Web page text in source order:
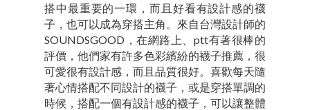
搭中最重要的一環，而且好看有設計感的襪
子，也可以成為穿搭主角。來自台灣設計師的
SOUNDSGOOD，在網路上、ptt有著很棒的
評價，他們家有許多色彩繽紛的襪子推薦，很
可愛很有設計感，而且品質很好。喜歡每天隨
著心情搭配不同設計的襪子，或是穿搭單調的
時候，搭配一個有設計感的襪子，可以讓整體